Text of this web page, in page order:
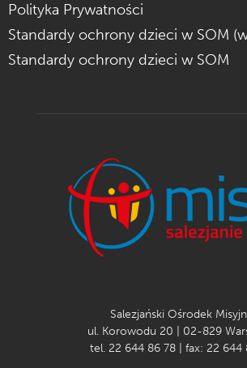
Polityka Prywatności
Standardy ochrony dzieci w SOM
Standardy ochrony dzieci w SOM
Salezjański Ośrodek
ul. Korowodu 20 | 02-829
tel. 22 644 86 78 | fax: 22 644